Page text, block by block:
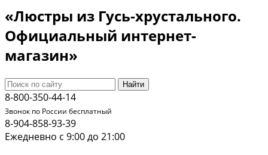
«Люстры из Гусь-хрустального.
Официальный интернет-
магазин»
Найти
8-800-350-44-14
Звонок по России бесплатный
8-904-858-93-39
Ежедневно с 9:00 до 21:00